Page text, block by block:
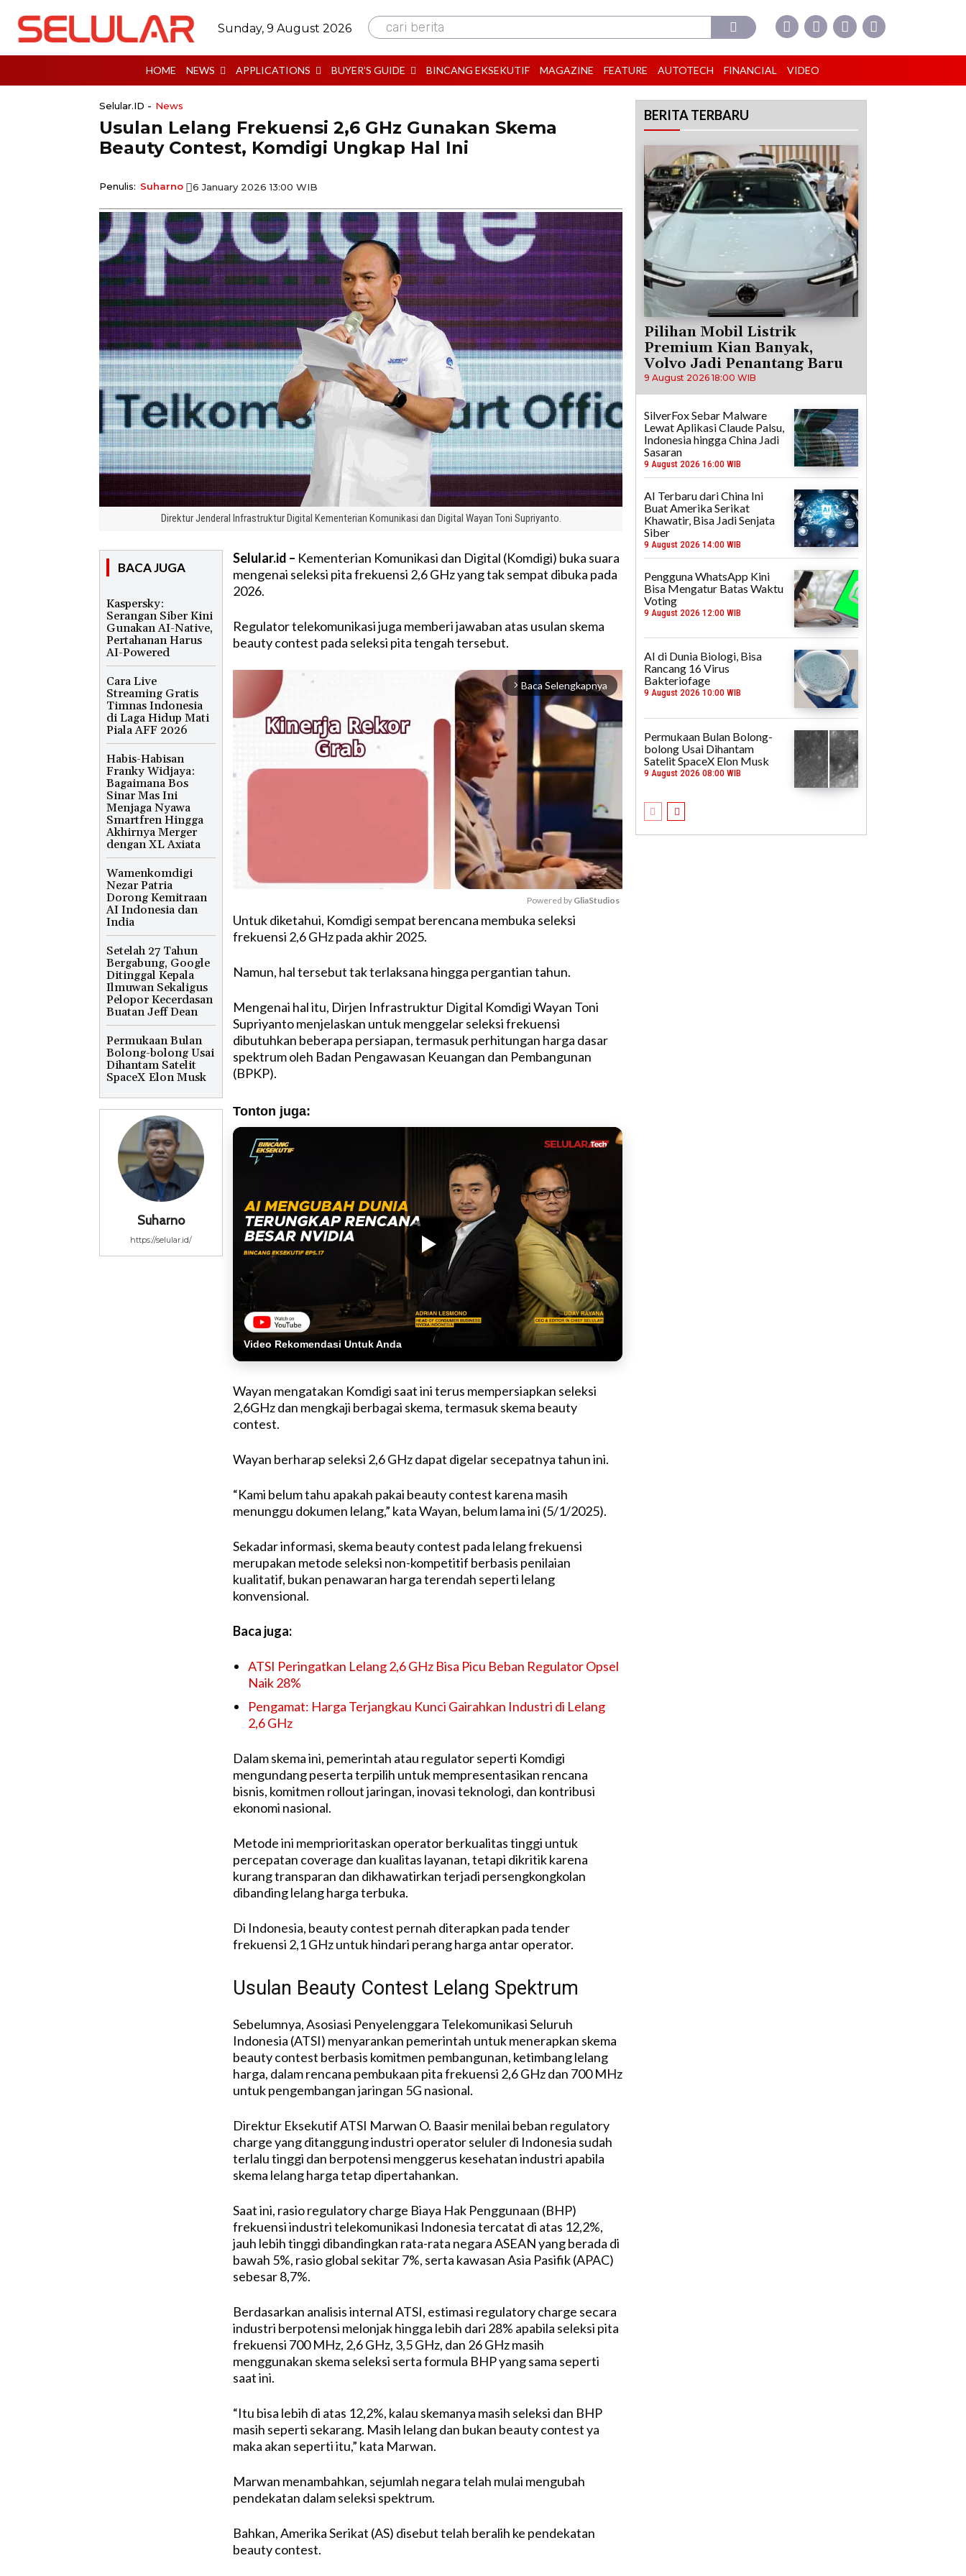
Sunday, 9 August 2026 cari berita
HOME NEWS APPLICATIONS BUYER’S GUIDE BINCANG EKSEKUTIF MAGAZINE FEATURE AUTOTECH FINANCIAL VIDEO
Selular.ID - News
Usulan Lelang Frekuensi 2,6 GHz Gunakan Skema
Beauty Contest, Komdigi Ungkap Hal Ini
Penulis: Suharno 6 January 2026 13:00 WIB
Direktur Jenderal Infrastruktur Digital Kementerian Komunikasi dan Digital Wayan Toni Supriyanto.
BACA JUGA
Kaspersky:
Serangan Siber Kini
Gunakan AI-Native,
Pertahanan Harus
AI-Powered
Cara Live
Streaming Gratis
Timnas Indonesia
di Laga Hidup Mati
Piala AFF 2026
Habis-Habisan
Franky Widjaya:
Bagaimana Bos
Sinar Mas Ini
Menjaga Nyawa
Smartfren Hingga
Akhirnya Merger
dengan XL Axiata
Wamenkomdigi
Nezar Patria
Dorong Kemitraan
AI Indonesia dan
India
Setelah 27 Tahun
Bergabung, Google
Ditinggal Kepala
Ilmuwan Sekaligus
Pelopor Kecerdasan
Buatan Jeff Dean
Permukaan Bulan
Bolong-bolong Usai
Dihantam Satelit
SpaceX Elon Musk
Suharno
https://selular.id/
Selular.id – Kementerian Komunikasi dan Digital (Komdigi) buka suara
mengenai seleksi pitafrekuensi 2,6 GHz yangtak sempat dibuka pada
2026.
Regulatortelekomunikasijuga memberijawaban atas usulan skema
beauty contest pada seleksi pitatengahtersebut.
arrow_forward_ios Baca Selengkapnya
t
Powered by GliaStudios
Untuk diketahui, Komdigi sempat berencana membuka seleksi
frekuensi 2,6 GHz pada akhir2025.
Namun, haltersebuttakterlaksana hingga pergantiantahun.
Mengenai halitu, Dirjen InfrastrukturDigital KomdigiWayan Toni
Supriyanto menjelaskan untuk menggelar seleksifrekuensi
dibutuhkan beberapa persiapan,termasuk perhitungan harga dasar
spektrumoleh Badan Pengawasan Keuangan dan Pembangunan
(BPKP).
Tonton juga:
Video Rekomendasi Untuk Anda
Wayan mengatakan Komdigi saatiniterus mempersiapkan seleksi
2,6GHz dan mengkaji berbagai skema,termasuk skema beauty
contest.
Wayan berharap seleksi 2,6 GHzdapat digelar secepatnyatahunini.
“Kami belumtahu apakah pakai beauty contest karena masih
menunggu dokumen lelang,” kata Wayan, belumlamaini (5/1/2025).
Sekadarinformasi, skema beauty contest pada lelangfrekuensi
merupakan metode seleksi non-kompetitif berbasis penilaian
kualitatif, bukan penawaran hargaterendah seperti lelang
konvensional.
Baca juga:
ATSI Peringatkan Lelang 2,6 GHz Bisa Picu Beban Regulator Opsel
Naik 28%
Pengamat: Harga Terjangkau Kunci Gairahkan Industri di Lelang
2,6 GHz
Dalam skemaini, pemerintah atau regulatorseperti Komdigi
mengundang pesertaterpilih untuk mempresentasikan rencana
bisnis, komitmen rolloutjaringan,inovasiteknologi, dan kontribusi
ekonomi nasional.
Metodeini memprioritaskan operatorberkualitastinggi untuk
percepatan coverage dan kualitas layanan,tetapi dikritik karena
kurangtransparan dan dikhawatirkanterjadi persengkongkolan
dibanding lelang hargaterbuka.
Di Indonesia, beauty contest pernah diterapkan pada tender
frekuensi 2,1 GHzuntuk hindari perang harga antaroperator.
Usulan Beauty Contest Lelang Spektrum
Sebelumnya,Asosiasi Penyelenggara TelekomunikasiSeluruh
Indonesia (ATSI) menyarankan pemerintah untuk menerapkan skema
beauty contest berbasis komitmen pembangunan, ketimbang lelang
harga, dalam rencana pembukaan pitafrekuensi 2,6 GHz dan 700 MHz
untuk pengembanganjaringan 5G nasional.
Direktur EksekutifATSI Marwan O. Baasir menilai beban regulatory
charge yangditanggungindustri operatorselulerdi Indonesia sudah
terlalutinggi dan berpotensi menggerus kesehatanindustri apabila
skema lelang hargatetap dipertahankan.
Saatini, rasioregulatory charge Biaya Hak Penggunaan (BHP)
frekuensiindustritelekomunikasi Indonesiatercatat di atas 12,2%,
jauh lebihtinggi dibandingkan rata-rata negara ASEAN yangberada di
bawah 5%, rasioglobal sekitar7%, serta kawasanAsia Pasifik(APAC)
sebesar8,7%.
Berdasarkan analisisinternal ATSI, estimasi regulatory charge secara
industri berpotensi melonjak hingga lebih dari 28% apabila seleksi pita
frekuensi 700 MHz, 2,6 GHz, 3,5 GHz, dan 26 GHzmasih
menggunakan skema seleksi sertaformula BHP yangsama seperti
saatini.
“Itu bisa lebih di atas 12,2%, kalau skemanya masih seleksi dan BHP
masih seperti sekarang. Masih lelangdan bukan beauty contest ya
maka akan sepertiitu,” kata Marwan.
Marwan menambahkan, sejumlah negaratelah mulai mengubah
pendekatan dalam seleksi spektrum.
Bahkan, AmerikaSerikat (AS) disebuttelah beralih ke pendekatan
beauty contest.
BERITA TERBARU
Pilihan Mobil Listrik
Premium Kian Banyak,
Volvo Jadi Penantang Baru
9 August 2026 18:00 WIB
SilverFox Sebar Malware
Lewat Aplikasi Claude Palsu,
Indonesia hingga China Jadi
Sasaran
9 August 2026 16:00 WIB
AI Terbaru dari China Ini
Buat Amerika Serikat
Khawatir, Bisa Jadi Senjata
Siber
9 August 2026 14:00 WIB
Pengguna WhatsApp Kini
Bisa Mengatur Batas Waktu
Voting
9 August 2026 12:00 WIB
AI di Dunia Biologi, Bisa
Rancang 16 Virus
Bakteriofage
9 August 2026 10:00 WIB
Permukaan Bulan Bolong-
bolong Usai Dihantam
Satelit SpaceX Elon Musk
9 August 2026 08:00 WIB